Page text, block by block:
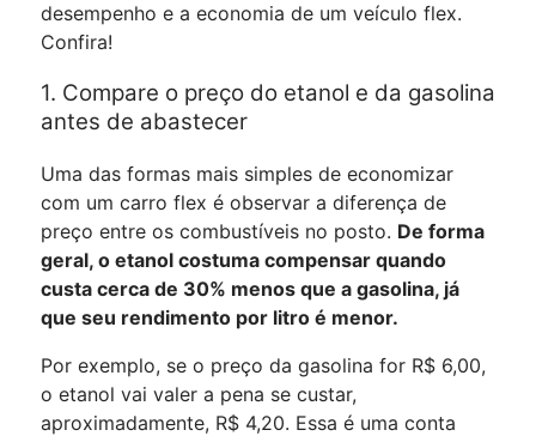
desempenho e a economia de um veículo flex.
Confira!
1. Compare o preço do etanol e da gasolina
antes de abastecer
Uma das formas mais simples de economizar
com um carro flex é observar a diferença de
preço entre os combustíveis no posto. De forma
geral, o etanol costuma compensar quando
custa cerca de 30% menos que a gasolina, já
que seu rendimento por litro é menor.
Por exemplo, se o preço da gasolina for R$ 6,00,
o etanol vai valer a pena se custar,
aproximadamente, R$ 4,20. Essa é uma conta